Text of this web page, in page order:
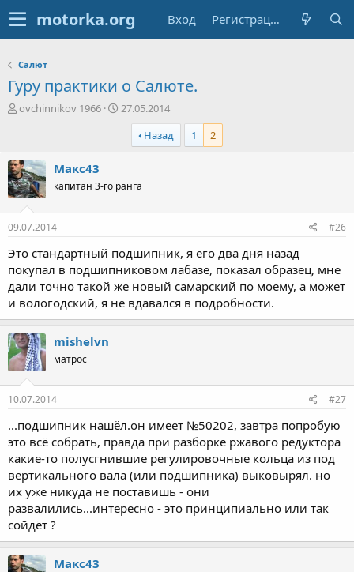
Вход Регистрация
Салют
Гуру практики о Салюте.
А
р
т
е
ы
ovchinnikov 1966
Д
ч
27.05.2014
Назад
1 2
Макс43
капитан 3-го ранга
09.07.2014 #26
Это стандартный подшипник, я его два дня назад
покупал в подшипниковом лабазе, показал образец, мне
дали точно такой же новый самарский по моему, а может
и вологодский, я не вдавался в подробности.
mishelvn
матрос
10.07.2014 #27
...подшипник нашёл.он имеет №50202, завтра попробую
это всё собрать, правда при разборке ржавого редуктора
какие-то полусгнившие регулировочные кольца из под
вертикального вала (или подшипника) выковырял. но
их уже никуда не поставишь - они
развалились...интересно - это принципиально или так
сойдёт ?
Макс43